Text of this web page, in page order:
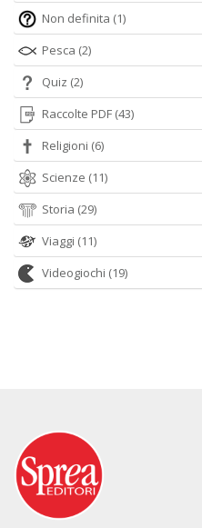
Non definita (1)
Pesca (2)
Quiz (2)
Raccolte PDF (43)
Religioni (6)
Scienze (11)
Storia (29)
Viaggi (11)
Videogiochi (19)